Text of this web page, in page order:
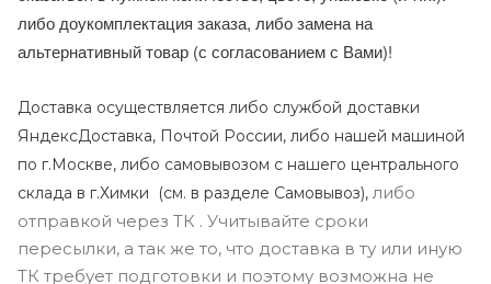
либо доукомплектация заказа, либо замена на
альтернативный товар (с согласованием с Вами)!
Доставка осуществляется либо службой доставки
ЯндексДоставка, Почтой России, либо нашей машиной
по г.Москве, либо самовывозом с нашего центрального
склада в г.Химки (см. в разделе Самовывоз), либо
отправкой через ТК . Учитывайте сроки
пересылки, а так же то, что доставка в ту или иную
ТК требует подготовки и поэтому возможна не